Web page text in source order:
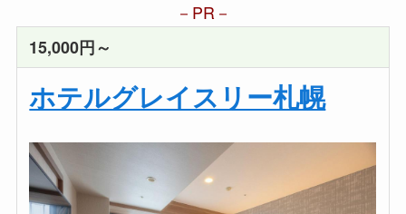
PR
15,000円～
ホテルグレイスリー札幌